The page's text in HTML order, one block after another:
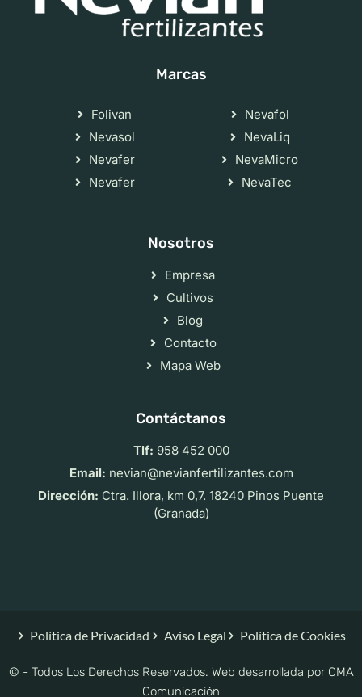
Marcas
Folivan
Nevasol
Nevafer
Nevafer
Nevafol
NevaLiq
NevaMicro
NevaTec
Nosotros
Empresa
Cultivos
Blog
Contacto
Mapa Web
Contáctanos
Tlf: 958 452 000
Email: nevian@nevianfertilizantes.com
Dirección: Ctra. Illora, km 0,7. 18240 Pinos Puente
(Granada)
Política de Privacidad Aviso Legal Política de Cookies
© - Todos Los Derechos Reservados. Web desarrollada por CMA
Comunicación